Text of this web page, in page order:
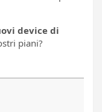
device di
piani?